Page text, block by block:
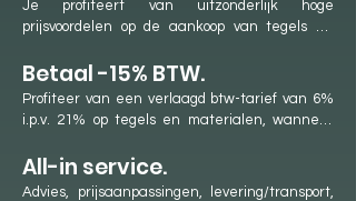
Je profiteert van uitzonderlijk hoge
prijsvoordelen op de aankoop van tegels en
samenwerkingen met onze partner-
showrooms en ons jaarlijkse aankoopvolume.
We genieten hierdoor van lage aankoopprijzen
en hoge kortingen, die we rechtstreeks
Of je nu op zoek bent naar keramische tegels,
Betaal -15% BTW.
Profiteer van een verlaagd btw-tarief van 6%
i.p.v. 21% op tegels en materialen, wanneer
België geldt bij renovatieprojecten een
verlaagd btw-tarief van 6% op de aankoop van
All-in service.
Advies, prijsaanpassingen, levering/transport,